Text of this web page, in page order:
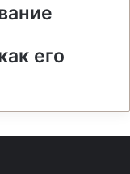
его